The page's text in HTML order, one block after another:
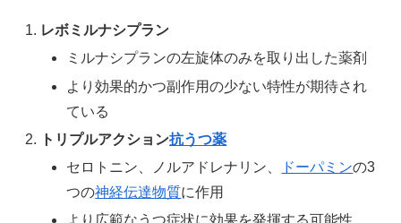
レボミルナシプラン
ミルナシプランの左旋体のみを取り出した薬剤
より効果的かつ副作用の少ない特性が期待され
ている
トリプルアクション抗うつ薬
セロトニン、ノルアドレナリン、
ドーパミンの3
つの神経伝達物質に作用